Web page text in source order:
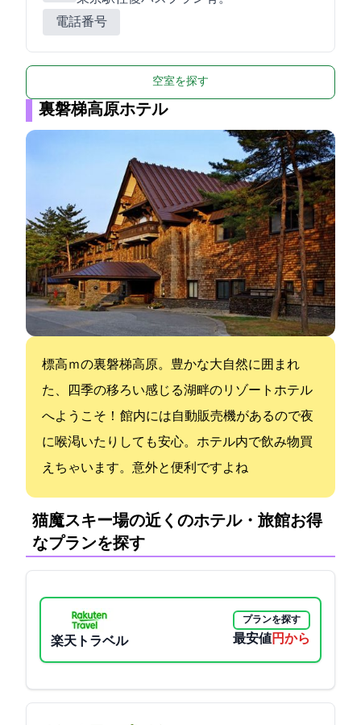
電話番号
空室を探す
裏磐梯高原ホテル
標高800ｍの裏磐梯高原。豊かな大自然に囲まれ
た、四季の移ろい感じる湖畔のリゾートホテル
へようこそ！ 館内には自動販売機があるので夜
に喉渇いたりしても安心。ホテル内で飲み物買
えちゃいます。意外と便利ですよね
猫魔スキー場の近くのホテル・旅館:お得
なプランを探す
楽天トラベル
プランを探す
最安値21000円から